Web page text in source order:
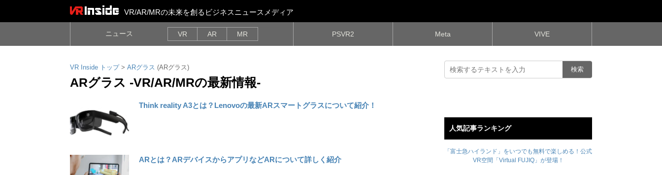
VR/AR/MRの未来を創るビジネスニュースメディア
ニュース VR AR MR PSVR2 Meta VIVE
VR Inside トップ > ARグラス (ARグラス)
ARグラス -VR/AR/MRの最新情報-
Think reality A3とは？Lenovoの最新ARスマートグラスについて紹介！
ARとは？ARデバイスからアプリなどARについて詳しく紹介
人気記事ランキング
「富士急ハイランド」をいつでも無料で楽しめる！公式
VR空間「Virtual FUJIQ」が登場！